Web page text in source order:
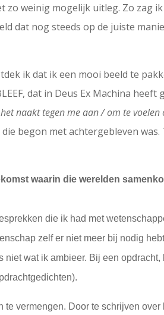
zo weinig mogelijk uitleg. Zo zag
dat nog steeds op de juiste
ik dat ik een mooi beeld te
dat in Deus Ex Machina heeft
naakt tegen me aan / om te voelen
begon met achtergebleven was.
waarin die werelden
die ik had met
zelf er niet meer bij nodig
wat ik ambieer. Bij een opdracht,
vermengen. Door te schrijven over